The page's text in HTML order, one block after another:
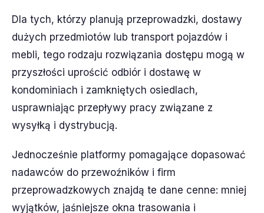
Dla tych, którzy planują przeprowadzki, dostawy
dużych przedmiotów lub transport pojazdów i
mebli, tego rodzaju rozwiązania dostępu mogą w
przyszłości uprościć odbiór i dostawę w
kondominiach i zamkniętych osiedlach,
usprawniając przepływy pracy związane z
wysyłką i dystrybucją.
Jednocześnie platformy pomagające dopasować
nadawców do przewoźników i firm
przeprowadzkowych znajdą te dane cenne: mniej
wyjątków, jaśniejsze okna trasowania i